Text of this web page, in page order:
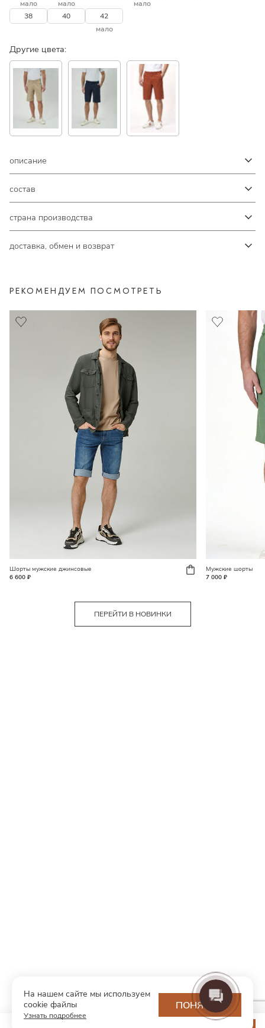
мало
мало
мало
38 40
42
мало
Другие цвета:
описание
состав
страна производства
доставка, обмен и возврат
РЕКОМЕНДУЕМ ПОСМОТРЕТЬ
Шорты мужские джинсовые
6 600 ₽
Мужские шорты
7 000 ₽
ПЕРЕЙТИ В НОВИНКИ
На нашем сайте мы используем
cookie файлы
Узнать подробнее
ПОНЯТНО